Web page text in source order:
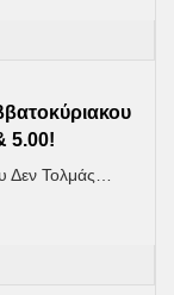
5.00!
Δεν Τολμάς…